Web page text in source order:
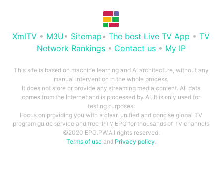
XmlTV • M3U• Sitemap• The best Live TV App • TV
Network Rankings• Contact us• My IP
This site is based on machine learning and AI architecture, without any
manual intervention in the whole process.
It does not store or provide any streaming media content. All data
comes from the Internet and is processed by AI. It is only used for
testing purposes.
Focus on providing you with a clear, unified and concise global TV
program guide service and free IPTV EPG for thousands of TV channels
©2020 EPG.PW.All rights reserved.
Terms of useand Privacy policy.